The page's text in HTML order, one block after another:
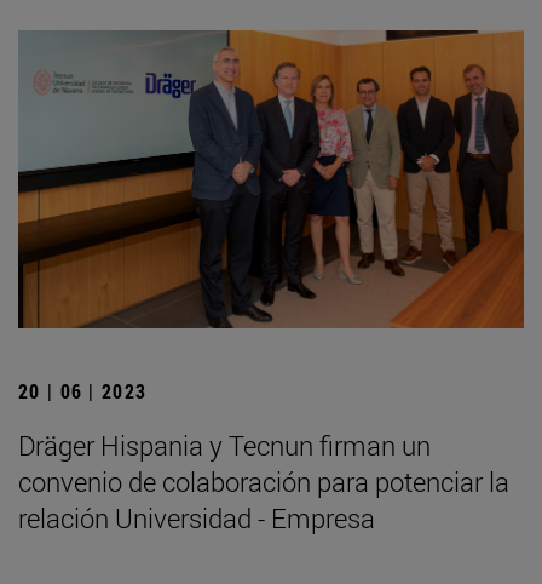
20 | 06 | 2023
Dräger Hispania y Tecnun firman un
convenio de colaboración para potenciar la
relación Universidad - Empresa